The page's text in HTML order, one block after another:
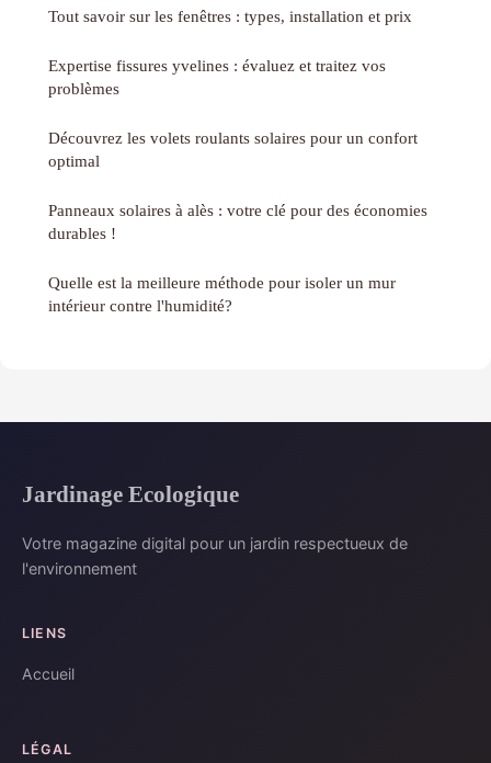
Tout savoir sur les fenêtres : types, installation et prix
Expertise fissures yvelines : évaluez et traitez vos
problèmes
Découvrez les volets roulants solaires pour un confort
optimal
Panneaux solaires à alès : votre clé pour des économies
durables !
Quelle est la meilleure méthode pour isoler un mur
intérieur contre l'humidité?
Jardinage Ecologique
Votre magazine digital pour un jardin respectueux de
l'environnement
LIENS
Accueil
LÉGAL